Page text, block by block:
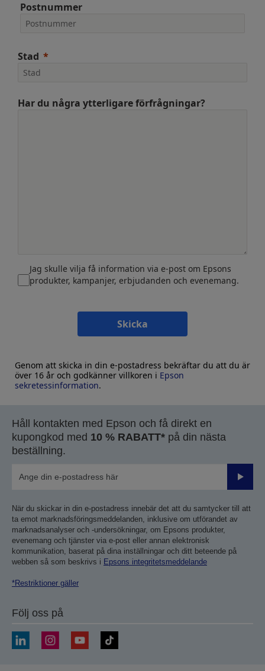
Postnummer
Stad
Har du några ytterligare förfrågningar?
Jag skulle vilja få information via e-post om Epsons
produkter, kampanjer, erbjudanden och evenemang.
Skicka
Genom att skicka in din e-postadress bekräftar du att du är
över 16 år och godkänner villkoren i Epson
sekretessinformation.
Håll kontakten med Epson och få direkt en
kupongkod med 10 % RABATT* på din nästa
beställning.
Skicka
När du skickar in din e-postadress innebär det att du samtycker till att
ta emot marknadsföringsmeddelanden, inklusive om utförandet av
marknadsanalyser och -undersökningar, om Epsons produkter,
evenemang och tjänster via e-post eller annan elektronisk
kommunikation, baserat på dina inställningar och ditt beteende på
webben så som beskrivs i Epsons integritetsmeddelande
*Restriktioner gäller
Följ oss på